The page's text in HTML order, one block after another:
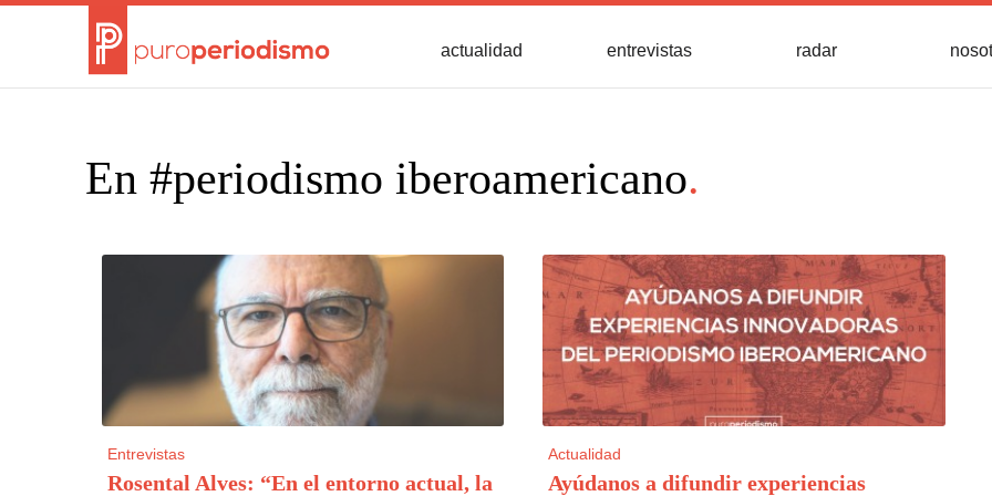
actualidad entrevistas radar
En #periodismo iberoamericano.
Entrevistas
Rosental Alves: “En el entorno actual, la
Actualidad
Ayúdanos a difundir experiencias